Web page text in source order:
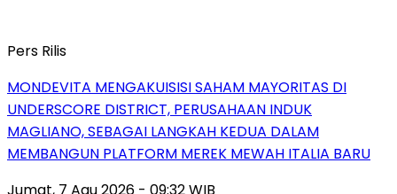
Pers Rilis
MONDEVITA MENGAKUISISI SAHAM MAYORITAS DI
UNDERSCORE DISTRICT, PERUSAHAAN INDUK
MAGLIANO, SEBAGAI LANGKAH KEDUA DALAM
MEMBANGUN PLATFORM MEREK MEWAH ITALIA BARU